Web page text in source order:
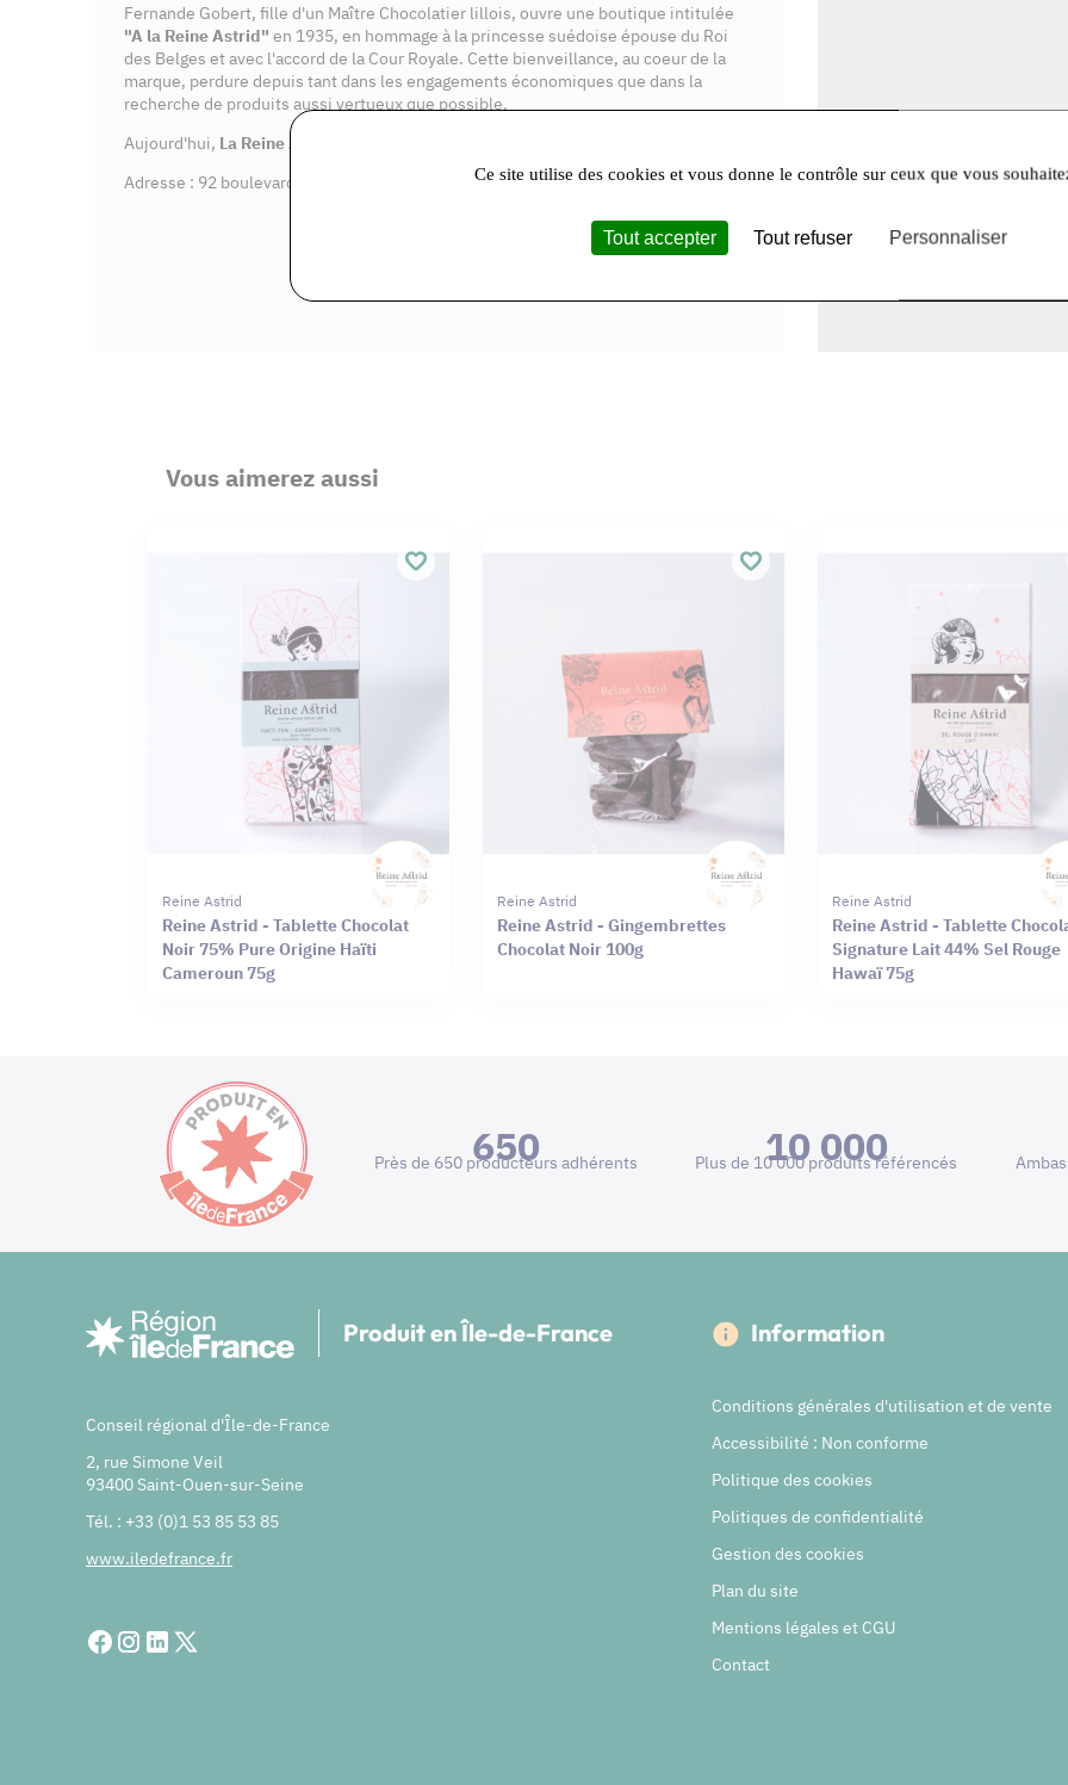
Fernande Gobert, fille d'un Maître Chocolatier lillois, ouvre une boutique intitulée
"A la Reine Astrid" en 1935, en hommage à la princesse suédoise épouse du Roi
des Belges et avec l'accord de la Cour Royale. Cette bienveillance, au coeur de la
marque, perdure depuis tant dans les engagements économiques que dans la
recherche de produits aussi vertueux que possible.
Aujourd'hui, La Reine Astrid
Adresse : 92 boulevard Aristide Briand, 91600 Savigny
Vous aimerez aussi
Reine Astrid
Reine Astrid - Tablette Chocolat
Noir 75% Pure Origine Haïti
Cameroun 75g
Reine Astrid
Reine Astrid - Gingembrettes
Chocolat Noir 100g
Reine Astrid
Reine Astrid - Tablette
Signature Lait 44% Sel Rouge
Hawaï 75g
650
Près de 650 producteurs adhérents 10 000
Plus de 10 000 produits référencés
Produit en Île-de-France
Conseil régional d'Île-de-France
2, rue Simone Veil
93400 Saint-Ouen-sur-Seine
Tél. : +33 (0)1 53 85 53 85
www.iledefrance.fr
Information
Conditions générales d'utilisation et de vente
Accessibilité : Non conforme
Politique des cookies
Politiques de confidentialité
Gestion des cookies
Plan du site
Mentions légales et CGU
Contact
Ce site utilise des cookies et vous donne le contrôle sur ceux que vous
Tout accepter Tout refuser Personnaliser